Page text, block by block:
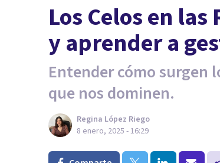
Los Celos en
y aprender a
Entender cómo surgen
que nos dominen.
Regina López Riego
8 enero, 2025 - 16:29